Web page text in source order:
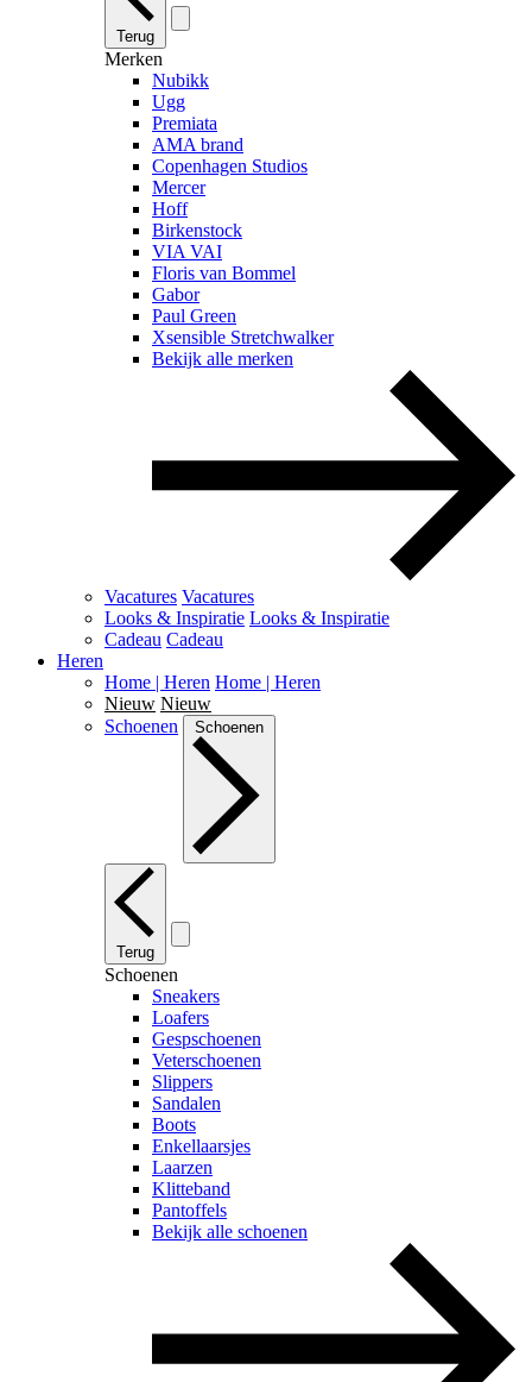
Terug
Merken
Nubikk
Ugg
Premiata
AMA brand
Copenhagen Studios
Mercer
Hoff
Birkenstock
VIA VAI
Floris van Bommel
Gabor
Paul Green
Xsensible Stretchwalker
Bekijk alle merken
Vacatures Vacatures
Looks & Inspiratie Looks & Inspiratie
Cadeau Cadeau
Heren
Home | Heren Home | Heren
Nieuw Nieuw
Schoenen
Schoenen
Terug
Schoenen
Sneakers
Loafers
Gespschoenen
Veterschoenen
Slippers
Sandalen
Boots
Enkellaarsjes
Laarzen
Klitteband
Pantoffels
Bekijk alle schoenen